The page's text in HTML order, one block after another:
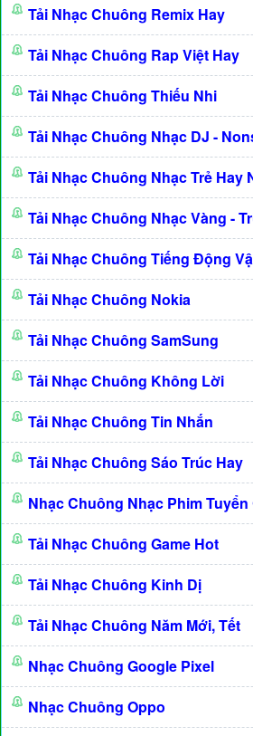
Tải Nhạc Chuông Remix Hay
Tải Nhạc Chuông Rap Việt Hay
Tải Nhạc Chuông Thiếu Nhi
Tải Nhạc Chuông Nhạc DJ -
Tải Nhạc Chuông Nhạc Trẻ Hay
Tải Nhạc Chuông Nhạc Vàng -
Tải Nhạc Chuông Tiếng Động
Tải Nhạc Chuông Nokia
Tải Nhạc Chuông SamSung
Tải Nhạc Chuông Không Lời
Tải Nhạc Chuông Tin Nhắn
Tải Nhạc Chuông Sáo Trúc Hay
Nhạc Chuông Nhạc Phim Tuyển
Tải Nhạc Chuông Game Hot
Tải Nhạc Chuông Kinh Dị
Tải Nhạc Chuông Năm Mới, Tết
Nhạc Chuông Google Pixel
Nhạc Chuông Oppo